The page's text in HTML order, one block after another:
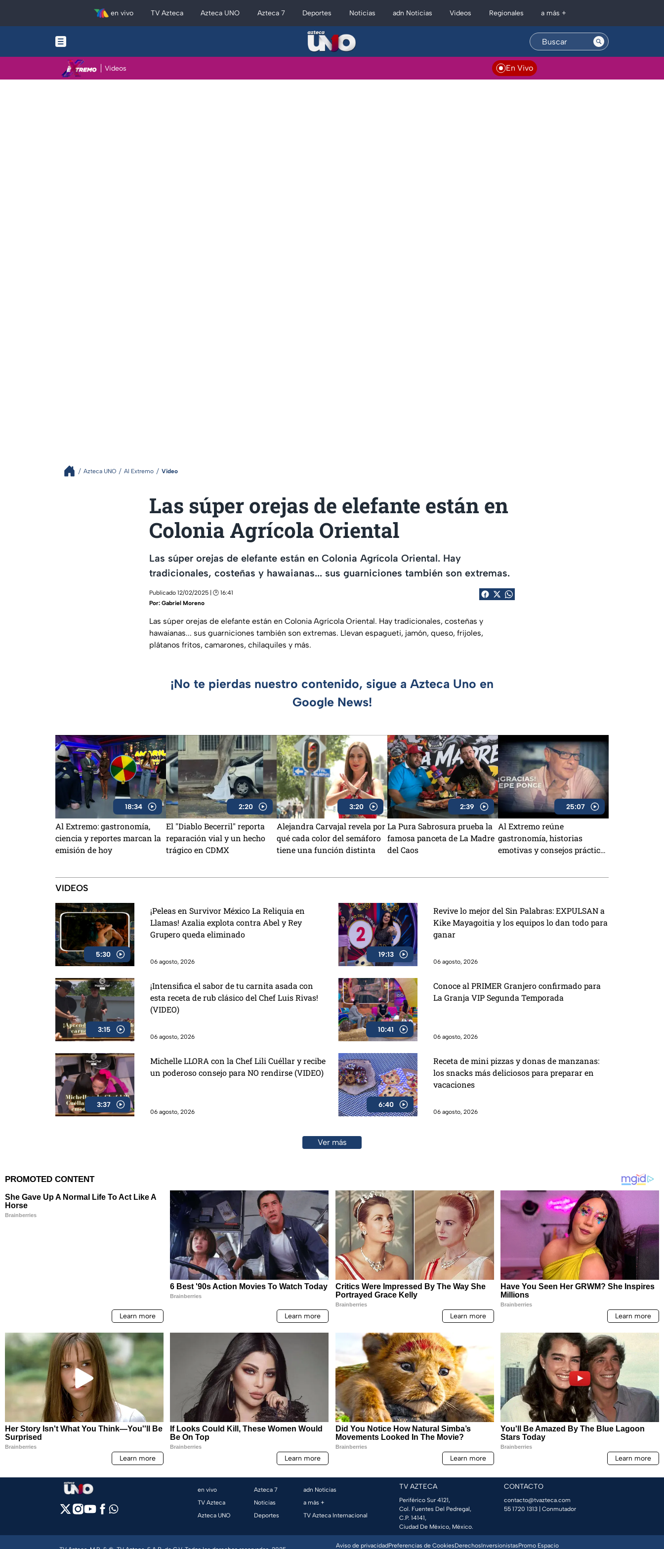
en vivo TV Azteca Azteca UNO Azteca 7 Deportes Noticias adn Noticias Videos Regionales a más +
Videos En Vivo
Azteca UNO Al Extremo Video
Las súper orejas de elefante están en
Colonia Agrícola Oriental
Las súper orejas de elefante están en Colonia Agrícola Oriental. Hay
tradicionales, costeñas y hawaianas... sus guarniciones también son extremas.
Publicado 12/02/2025 | 🕑 16:41
Por: Gabriel Moreno
Las súper orejas de elefante están en Colonia Agrícola Oriental. Hay tradicionales, costeñas y
hawaianas... sus guarniciones también son extremas. Llevan espagueti, jamón, queso, frijoles,
plátanos fritos, camarones, chilaquiles y más.
¡No te pierdas nuestro contenido, sigue a Azteca Uno en
Google News!
18:34
Al Extremo: gastronomía,
ciencia y reportes marcan la
emisión de hoy
2:20
El "Diablo Becerril" reporta
reparación vial y un hecho
trágico en CDMX
3:20
Alejandra Carvajal revela por
qué cada color del semáforo
tiene una función distinta
2:39
La Pura Sabrosura prueba la
famosa panceta de La Madre
del Caos
25:07
Al Extremo reúne
gastronomía, historias
emotivas y consejos prácticos
VIDEOS
5:30
¡Peleas en Survivor México La Reliquia en
Llamas! Azalia explota contra Abel y Rey
Grupero queda eliminado
06 agosto, 2026
19:13
Revive lo mejor del Sin Palabras: EXPULSAN a
Kike Mayagoitia y los equipos lo dan todo para
ganar
06 agosto, 2026
3:15
¡Intensifica el sabor de tu carnita asada con
esta receta de rub clásico del Chef Luis Rivas!
(VIDEO)
06 agosto, 2026
10:41
Conoce al PRIMER Granjero confirmado para
La Granja VIP Segunda Temporada
06 agosto, 2026
3:37
Michelle LLORA con la Chef Lili Cuéllar y recibe
un poderoso consejo para NO rendirse (VIDEO)
06 agosto, 2026
6:40
Receta de mini pizzas y donas de manzanas:
los snacks más deliciosos para preparar en
vacaciones
06 agosto, 2026
Ver más
en vivo
TV Azteca
Azteca UNO
Azteca 7
Noticias
Deportes
adn Noticias
a más +
TV Azteca Internacional
TV AZTECA
Periférico Sur 4121,
Col. Fuentes Del Pedregal,
C.P. 14141,
Ciudad De México, México.
CONTACTO
contacto@tvazteca.com
55 1720 1313 | Conmutador
Aviso de privacidadPreferencias de CookiesDerechosInversionistasPromo Espacio